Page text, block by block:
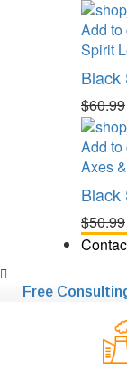
Add to
Spirit
Black
$60.99
Add to
Axes
Black
$50.99
Free